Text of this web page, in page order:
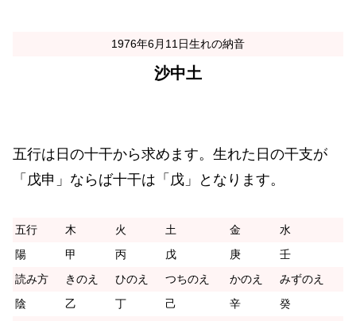
1976年6月11日生れの納音
沙中土
五行は日の十干から求めます。生れた日の干支が
「戊申」ならば十干は「戊」となります。
五行 木 火 土 金
水
陽
甲 丙 戊 庚
壬
読み方
きのえ ひのえ つちのえ かのえ
みずのえ
陰
乙 丁 己 辛
癸